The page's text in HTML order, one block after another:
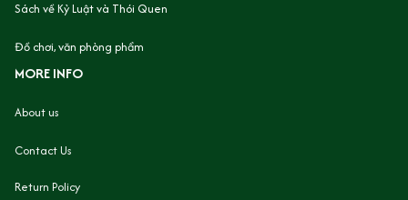
Sách về Kỷ Luật và Thói Quen
Đồ chơi, văn phòng phẩm
MORE INFO
About us
Contact Us
Return Policy